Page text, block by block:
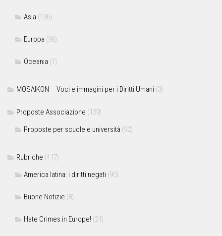
Asia (136)
Europa (96)
Oceania (1)
MOSAIKON – Voci e immagini per i Diritti Umani (3)
Proposte Associazione (139)
Proposte per scuole e università (92)
Rubriche (417)
America latina: i diritti negati (90)
Buone Notizie (8)
Hate Crimes in Europe! (21)